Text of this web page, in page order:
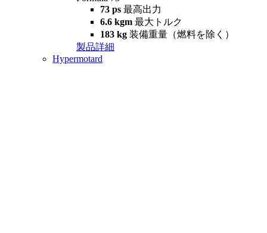
73 ps 最高出力
6.6 kgm 最大トルク
183 kg 装備重量（燃料を除く）
製品詳細
Hypermotard